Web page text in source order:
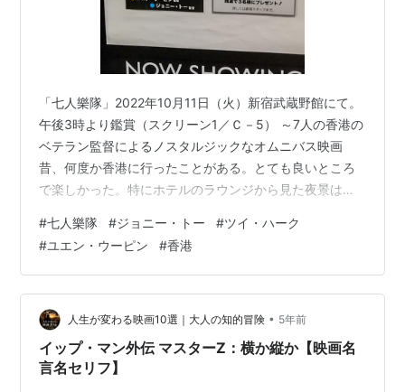
「七人樂隊」2022年10月11日（火）新宿武蔵野館にて。
午後3時より鑑賞（スクリーン1／Ｃ－5） ～7人の香港の
ベテラン監督によるノスタルジックなオムニバス映画
昔、何度か香港に行ったことがある。とても良いところ
で楽しかった。特にホテルのラウンジから見た夜景は忘
ど、また訪れてみたい気もする。 「七人樂隊」は香港の
7人の有名ベテラン監督によるオムニバス映画だ。1950
年から未来までを舞台に、1話15分程度の7つの物語が展
開する。恋人たちの悲しい別れからコントのような爆笑
のエピソードまで、バラエティーに富んだ内容だ。 1作目
はサモ・ハン監督の「稽…
#七人樂隊 #ジョニー・トー #ツイ・ハーク
#ユエン・ウーピン #香港
人生が変わる映画10選｜大人の知的冒険 • 5年前
イップ・マン外伝 マスターZ：横か縦か【映画名
言名セリフ】